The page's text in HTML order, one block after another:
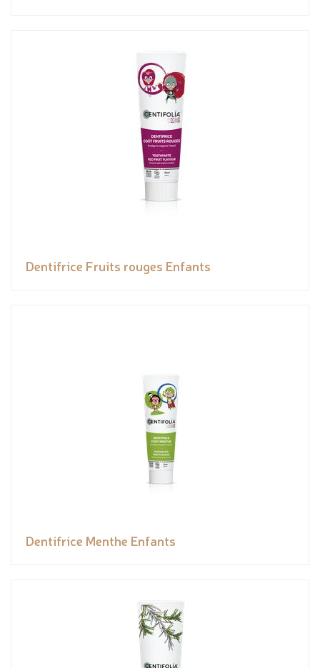
Dentifrice Fruits rouges Enfants
Dentifrice Menthe Enfants